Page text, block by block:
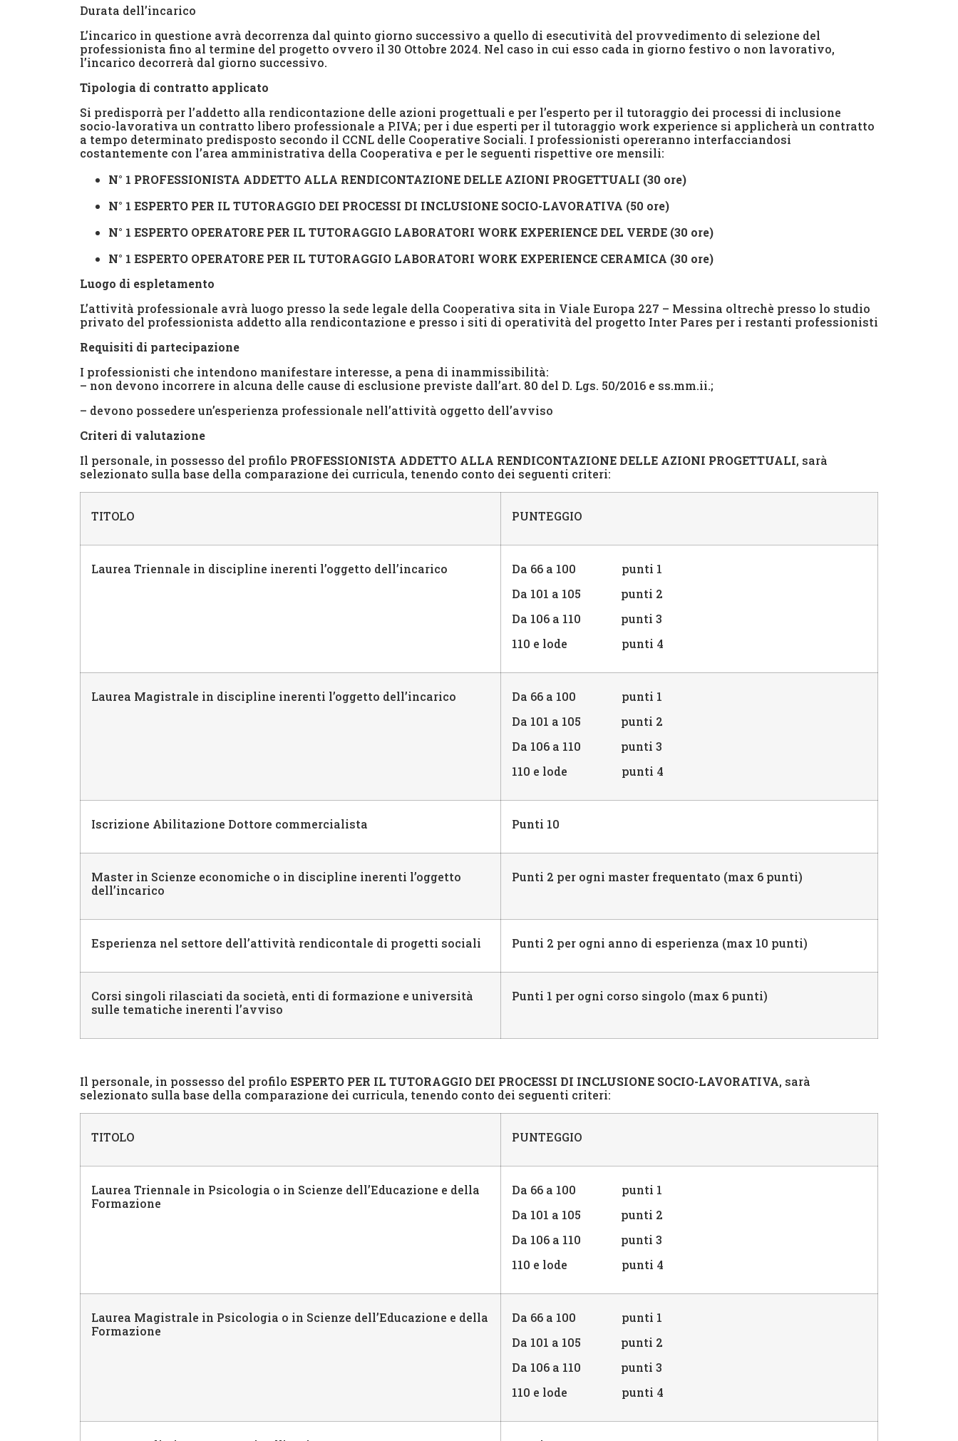
Durata dell’incarico
L’incarico in questione avrà decorrenza dal quinto giorno successivo a quello di esecutività del provvedimento di selezione del
professionista fino al termine del progetto ovvero il 30 Ottobre 2024. Nel caso in cui esso cada in giorno festivo o non lavorativo,
l’incarico decorrerà dal giorno successivo.
Tipologia di contratto applicato
Si predisporrà per l’addetto alla rendicontazione delle azioni progettuali e per l’esperto per il tutoraggio dei processi di inclusione
socio-lavorativa un contratto libero professionale a P.IVA; per i due esperti per il tutoraggio work experience si applicherà un contratto
a tempo determinato predisposto secondo il CCNL delle Cooperative Sociali. I professionisti opereranno interfacciandosi
costantemente con l’area amministrativa della Cooperativa e per le seguenti rispettive ore mensili:
N° 1 PROFESSIONISTA ADDETTO ALLA RENDICONTAZIONE DELLE AZIONI PROGETTUALI (30 ore)
N° 1 ESPERTO PER IL TUTORAGGIO DEI PROCESSI DI INCLUSIONE SOCIO-LAVORATIVA (50 ore)
N° 1 ESPERTO OPERATORE PER IL TUTORAGGIO LABORATORI WORK EXPERIENCE DEL VERDE (30 ore)
N° 1 ESPERTO OPERATORE PER IL TUTORAGGIO LABORATORI WORK EXPERIENCE CERAMICA (30 ore)
Luogo di espletamento
L’attività professionale avrà luogo presso la sede legale della Cooperativa sita in Viale Europa 227 – Messina oltrechè presso lo studio
privato del professionista addetto alla rendicontazione e presso i siti di operatività del progetto Inter Pares per i restanti professionisti
Requisiti di partecipazione
I professionisti che intendono manifestare interesse, a pena di inammissibilità:
– non devono incorrere in alcuna delle cause di esclusione previste dall’art. 80 del D. Lgs. 50/2016 e ss.mm.ii.;
– devono possedere un’esperienza professionale nell’attività oggetto dell’avviso
Criteri di valutazione
Il personale, in possesso del profilo PROFESSIONISTA ADDETTO ALLA RENDICONTAZIONE DELLE AZIONI PROGETTUALI, sarà
selezionato sulla base della comparazione dei curricula, tenendo conto dei seguenti criteri:
TITOLO PUNTEGGIO
Laurea Triennale in discipline inerenti l’oggetto dell’incarico
Da 66 a 100 punti 1
Da 101 a 105 punti 2
Da 106 a 110 punti 3
110 e lode punti 4
Laurea Magistrale in discipline inerenti l’oggetto dell’incarico
Da 66 a 100 punti 1
Da 101 a 105 punti 2
Da 106 a 110 punti 3
110 e lode punti 4
Iscrizione Abilitazione Dottore commercialista Punti 10
Master in Scienze economiche o in discipline inerenti l’oggetto
dell’incarico
Punti 2 per ogni master frequentato (max 6 punti)
Esperienza nel settore dell’attività rendicontale di progetti sociali Punti 2 per ogni anno di esperienza (max 10 punti)
Corsi singoli rilasciati da società, enti di formazione e università
sulle tematiche inerenti l’avviso
Punti 1 per ogni corso singolo (max 6 punti)
Il personale, in possesso del profilo ESPERTO PER IL TUTORAGGIO DEI PROCESSI DI INCLUSIONE SOCIO-LAVORATIVA, sarà
selezionato sulla base della comparazione dei curricula, tenendo conto dei seguenti criteri:
TITOLO PUNTEGGIO
Laurea Triennale in Psicologia o in Scienze dell’Educazione e della
Formazione
Da 66 a 100 punti 1
Da 101 a 105 punti 2
Da 106 a 110 punti 3
110 e lode punti 4
Laurea Magistrale in Psicologia o in Scienze dell’Educazione e della
Formazione
Da 66 a 100 punti 1
Da 101 a 105 punti 2
Da 106 a 110 punti 3
110 e lode punti 4